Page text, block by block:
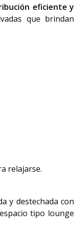
eficiente y
que brindan
relajarse.
y destechada con
tipo lounge